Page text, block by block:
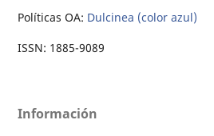
Políticas OA: Dulcinea (color azul)
ISSN: 1885-9089
Información